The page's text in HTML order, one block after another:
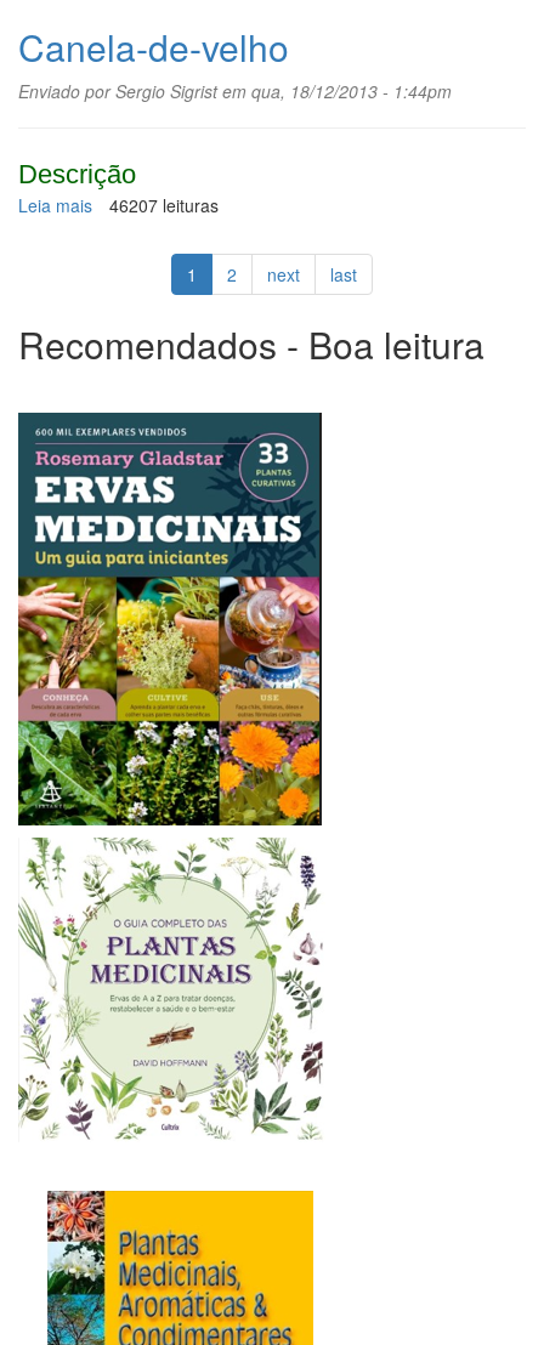
oriente,
Canela-de-velho
Enviado porSergio Sigristem qua, 18/12/2013 - 1:44pm
Descrição
Leia mais sobre
46207 leituras
1 2 next last
Recomendados - Boa leitura